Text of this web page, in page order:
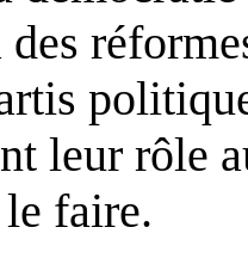
des
leur rôle
faire.